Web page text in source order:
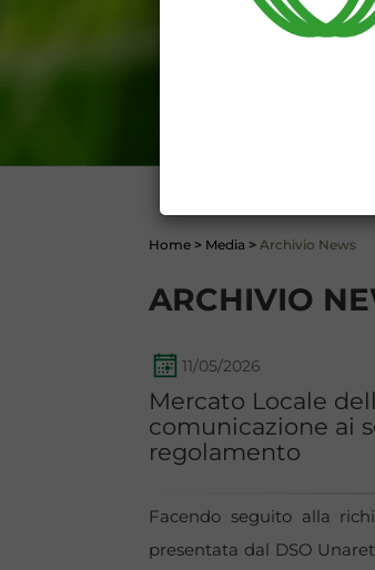
DEL
del
DATI
Home > Media > Archivio News
ARCHIVIO
11/05/2026
Mercato Locale
comunicazione ai
regolamento
Facendo seguito alla
presentata dal DSO